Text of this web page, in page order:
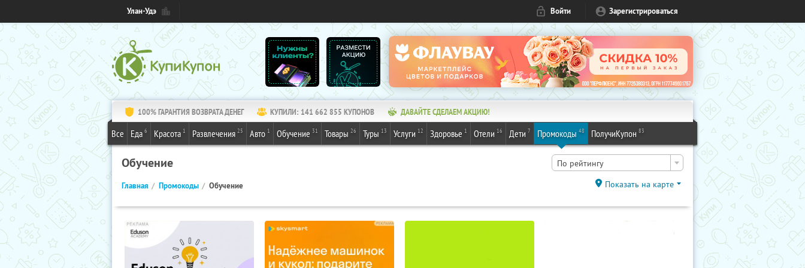
Улан-Удэ Войти Зарегистрироваться
100% ГАРАНТИЯ ВОЗВРАТА ДЕНЕГ КУПИЛИ: 141 662 855 КУПОНОВ ДАВАЙТЕ СДЕЛАЕМ АКЦИЮ!
Все Еда 6 Красота 1 Развлечения 25 Авто 1 Обучение 31 Товары 26 Туры 13 Услуги 12 Здоровье 1 Отели 16 Дети 7 Промокоды 48 ПолучиКупон 83
Обучение По рейтингу
Главная Промокоды Обучение Показать на карте